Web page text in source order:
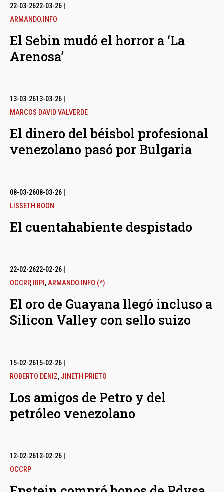
22-03-2622-03-26
ARMANDO.INFO
El Sebin mudó el horror a ‘La
Arenosa’
13-03-2613-03-26
MARCOS DAVID VALVERDE
El dinero del béisbol profesional
venezolano pasó por Bulgaria
08-03-2608-03-26
LISSETH BOON
El cuentahabiente despistado
22-02-2622-02-26
OCCRP, IRPI ,ARMANDO.INFO (*)
El oro de Guayana llegó incluso a
Silicon Valley con sello suizo
15-02-2615-02-26
ROBERTO DENIZ, JINETH PRIETO
Los amigos de Petro y del
petróleo venezolano
12-02-2612-02-26
OCCRP